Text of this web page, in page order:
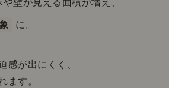
に。
感が出にくく、
ます。